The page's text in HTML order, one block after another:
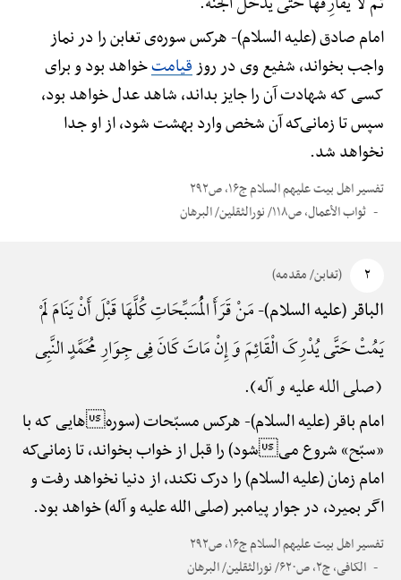
امام صادق (علیه السلام)-هرکس سوره‌ی تغابن را در نماز
واجب بخواند، شفیع وی در روزقیامتخواهد بود و برای
کسی که شهادت آن را جایز بداند، شاهد عدل خواهد بود،
سپس تا زمانی‌که آن شخص وارد بهشت شود، از او جدا
نخواهد شد.
تفسیر اهل بیت علیهم السلام ج۱۶، ص۲۹۲
ثواب الأعمال، ص۱۱۸/ نورالثقلین/ البرهان
۲ (تغابن/ مقدمه)
الباقر (علیه السلام)-مَنْ قَرَأَ الْمُسَبِّحَاتِ کُلَّهَا قَبْلَ أَنْ یَنَامَ لَمْ
یَمُتْ حَتَّی یُدْرِکَ الْقَائِمَ وَ إِنْ مَاتَ کَانَ فِی جِوَارِ مُحَمَّدٍ النَّبِی
(صلی الله علیه و آله).
امام باقر (علیه السلام)-هرکس مسبّحات (سورههایی که با
«سبّح» شروع میشود) را قبل از خواب بخواند، تا زمانی‌که
امام زمان (علیه السلام) را درک نکند، از دنیا نخواهد رفت و
اگر بمیرد، در جوار پیامبر (صلی الله علیه و آله) خواهد بود.
تفسیر اهل بیت علیهم السلام ج۱۶، ص۲۹۲
الکافی، ج۲، ص۶۲۰/ نورالثقلین/ البرهان